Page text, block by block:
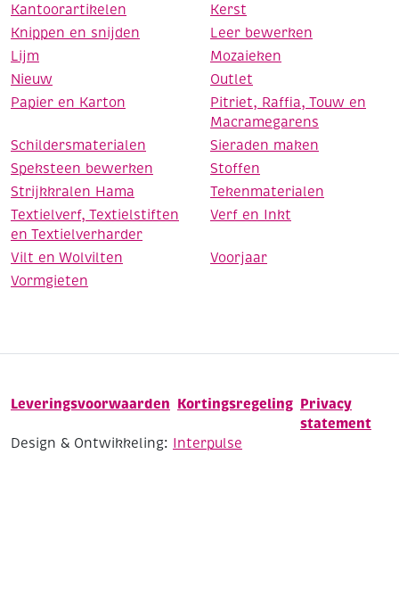
Kantoorartikelen
Kerst
Knippen en snijden
Leer bewerken
Lijm
Mozaieken
Nieuw
Outlet
Papier en Karton
Pitriet, Raffia, Touw en
Macramegarens
Schildersmaterialen
Sieraden maken
Speksteen bewerken
Stoffen
Strijkkralen Hama
Tekenmaterialen
Textielverf, Textielstiften
en Textielverharder
Verf en Inkt
Vilt en Wolvilten
Voorjaar
Vormgieten
Leveringsvoorwaarden Kortingsregeling Privacy
statement
Design & Ontwikkeling: Interpulse